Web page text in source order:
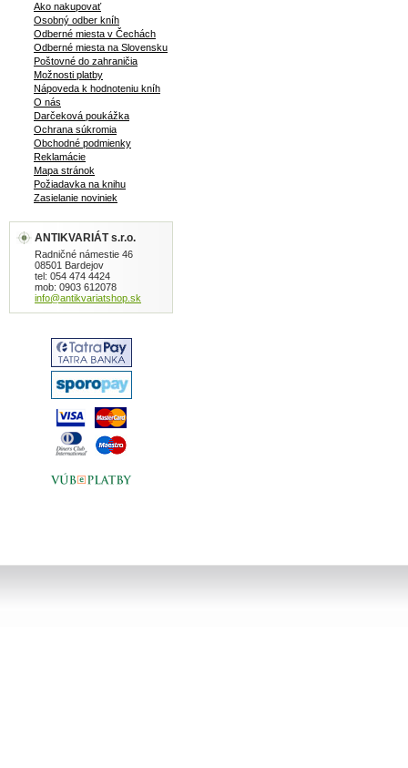
Ako nakupovať
Osobný odber kníh
Odberné miesta v Čechách
Odberné miesta na Slovensku
Poštovné do zahraničia
Možnosti platby
Nápoveda k hodnoteniu kníh
O nás
Darčeková poukážka
Ochrana súkromia
Obchodné podmienky
Reklamácie
Mapa stránok
Požiadavka na knihu
Zasielanie noviniek
ANTIKVARIÁT s.r.o.
Radničné námestie 46
08501 Bardejov
tel: 054 474 4424
mob: 0903 612078
info@antikvariatshop.sk